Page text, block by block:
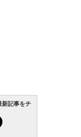
新記事をチ